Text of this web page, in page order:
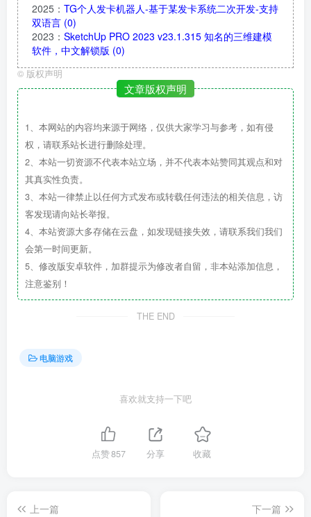
2025 ： TG个人发卡机器人-基于某发卡系统二次开发-支持
双语言 (0)
2023 ： SketchUp PRO 2023 v23.1.315 知名的三维建模
软件，中文解锁版 (0)
© 版权声明
文章版权声明
1、本网站的内容均来源于网络，仅供大家学习与参考，如有侵
权，请联系站长进行删除处理。
2、本站一切资源不代表本站立场，并不代表本站赞同其观点和对
其真实性负责。
3、本站一律禁止以任何方式发布或转载任何违法的相关信息，访
客发现请向站长举报。
4、本站资源大多存储在云盘，如发现链接失效，请联系我们我们
会第一时间更新。
5、修改版安卓软件，加群提示为修改者自留，非本站添加信息，
注意鉴别！
THE END
电脑游戏
喜欢就支持一下吧
点赞857 分享 收藏
上一篇
下一篇